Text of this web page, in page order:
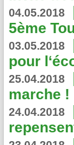
04.05.2018
5ème
03.05.2018
pour
25.04.2018
marche !
24.04.2018